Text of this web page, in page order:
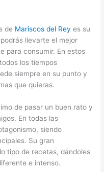
de Mariscos del Reyes su
llevarte el mejor
para consumir. En estos
los tiempos
siempre en su punto y
que quieras.
de pasar un buen rato y
En todas las
siendo
Su gran
tipo de recetas, dándoles
e intenso.